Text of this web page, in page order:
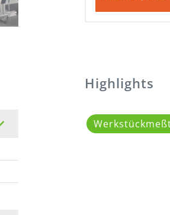
Highlights